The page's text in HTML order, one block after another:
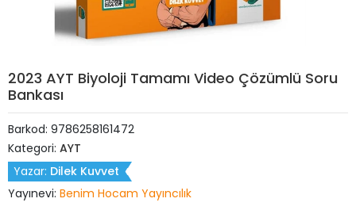
2023 AYT Biyoloji Tamamı Video Çözümlü Soru
Bankası
Barkod: 9786258161472
Kategori: AYT
Yazar: Dilek Kuvvet
Yayınevi: Benim Hocam Yayıncılık